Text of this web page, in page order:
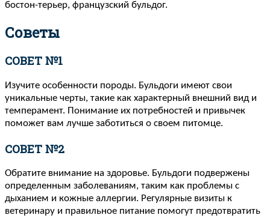
бостон-терьер, французский бульдог.
Советы
СОВЕТ №1
Изучите особенности породы. Бульдоги имеют свои
уникальные черты, такие как характерный внешний вид и
темперамент. Понимание их потребностей и привычек
поможет вам лучше заботиться о своем питомце.
СОВЕТ №2
Обратите внимание на здоровье. Бульдоги подвержены
определенным заболеваниям, таким как проблемы с
дыханием и кожные аллергии. Регулярные визиты к
ветеринару и правильное питание помогут предотвратить